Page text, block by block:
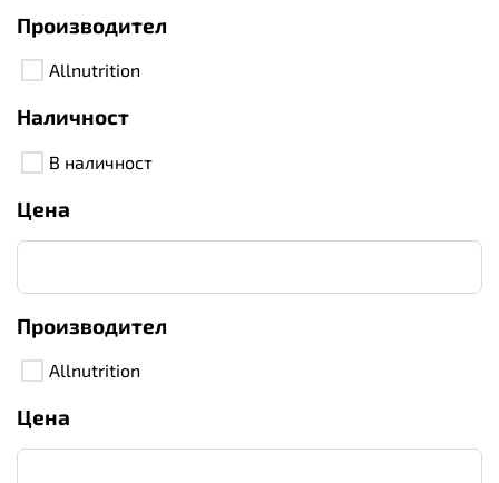
Производител
Allnutrition
Наличност
В наличност
Цена
Производител
Allnutrition
Цена